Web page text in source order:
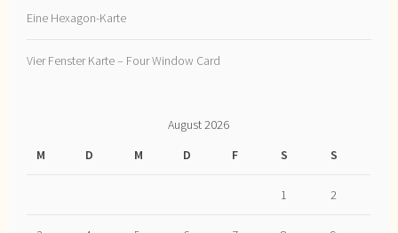
Eine Hexagon-Karte
Vier Fenster Karte – Four Window Card
August 2026
M
D M D F S S
1 2